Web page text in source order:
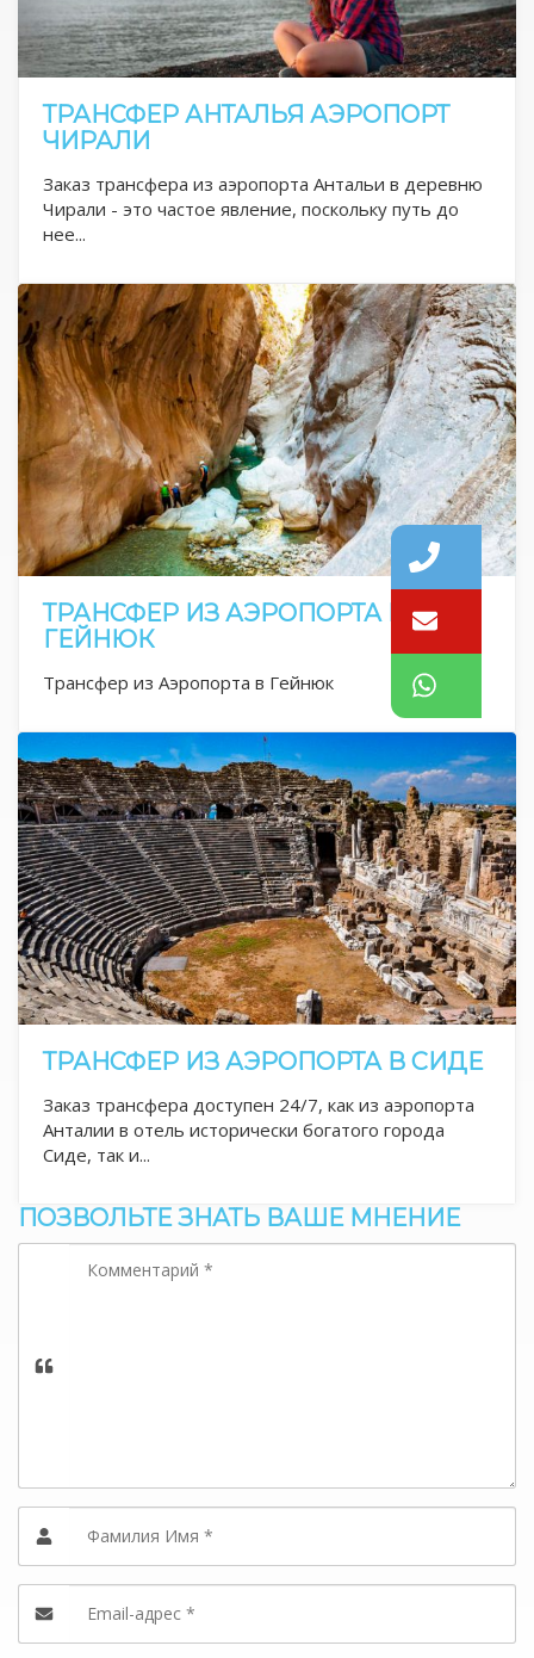
ТРАНСФЕР АНТАЛЬЯ АЭРОПОРТ
ЧИРАЛИ
Заказ трансфера из аэропорта Антальи в деревню
Чирали - это частое явление, поскольку путь до
нее...
ТРАНСФЕР ИЗ АЭРОПОРТА В
ГЕЙНЮК
Трансфер из Аэропорта в Гейнюк
ТРАНСФЕР ИЗ АЭРОПОРТА В СИДЕ
Заказ трансфера доступен 24/7, как из аэропорта
Анталии в отель исторически богатого города
Сиде, так и...
ПОЗВОЛЬТЕ ЗНАТЬ ВАШЕ МНЕНИЕ